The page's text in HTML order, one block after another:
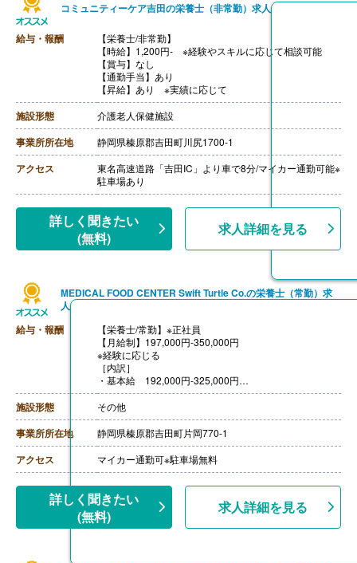
コミュニティーケア吉田の栄養士（非常勤）求人
給与・報酬
【栄養士/非常勤】
【時給】1,200円‐ ※経験やスキルに応じて相談可能
【賞与】なし
【通勤手当】あり
【昇給】あり ※実績に応じて
施設形態 介護老人保健施設
事業所所在地 静岡県榛原郡吉田町川尻1700-1
アクセス
東名高速道路「吉田IC」より車で8分/マイカー通勤可能※
駐車場あり
詳しく聞きたい
(無料)
求人詳細を見る
MEDICAL FOOD CENTER Swift Turtle Co.の栄養士（常勤）求
人
給与・報酬
【栄養士/常勤】※正社員
【月給制】197,000円-350,000円
※経験に応じる
［内訳］
・基本給 192,000円-325,000円
・資格手当 5,000円
【賞与】年2回（計3.30ヶ月分）※前年度実績
【通勤手当】あり※マイカー通勤可能
【昇給】あり
【退職金】あり
施設形態 その他
事業所所在地 静岡県榛原郡吉田町片岡770-1
アクセス マイカー通勤可※駐車場無料
詳しく聞きたい
(無料)
求人詳細を見る